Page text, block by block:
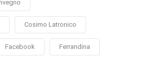
Cosimo Latronico
Facebook Ferrandina